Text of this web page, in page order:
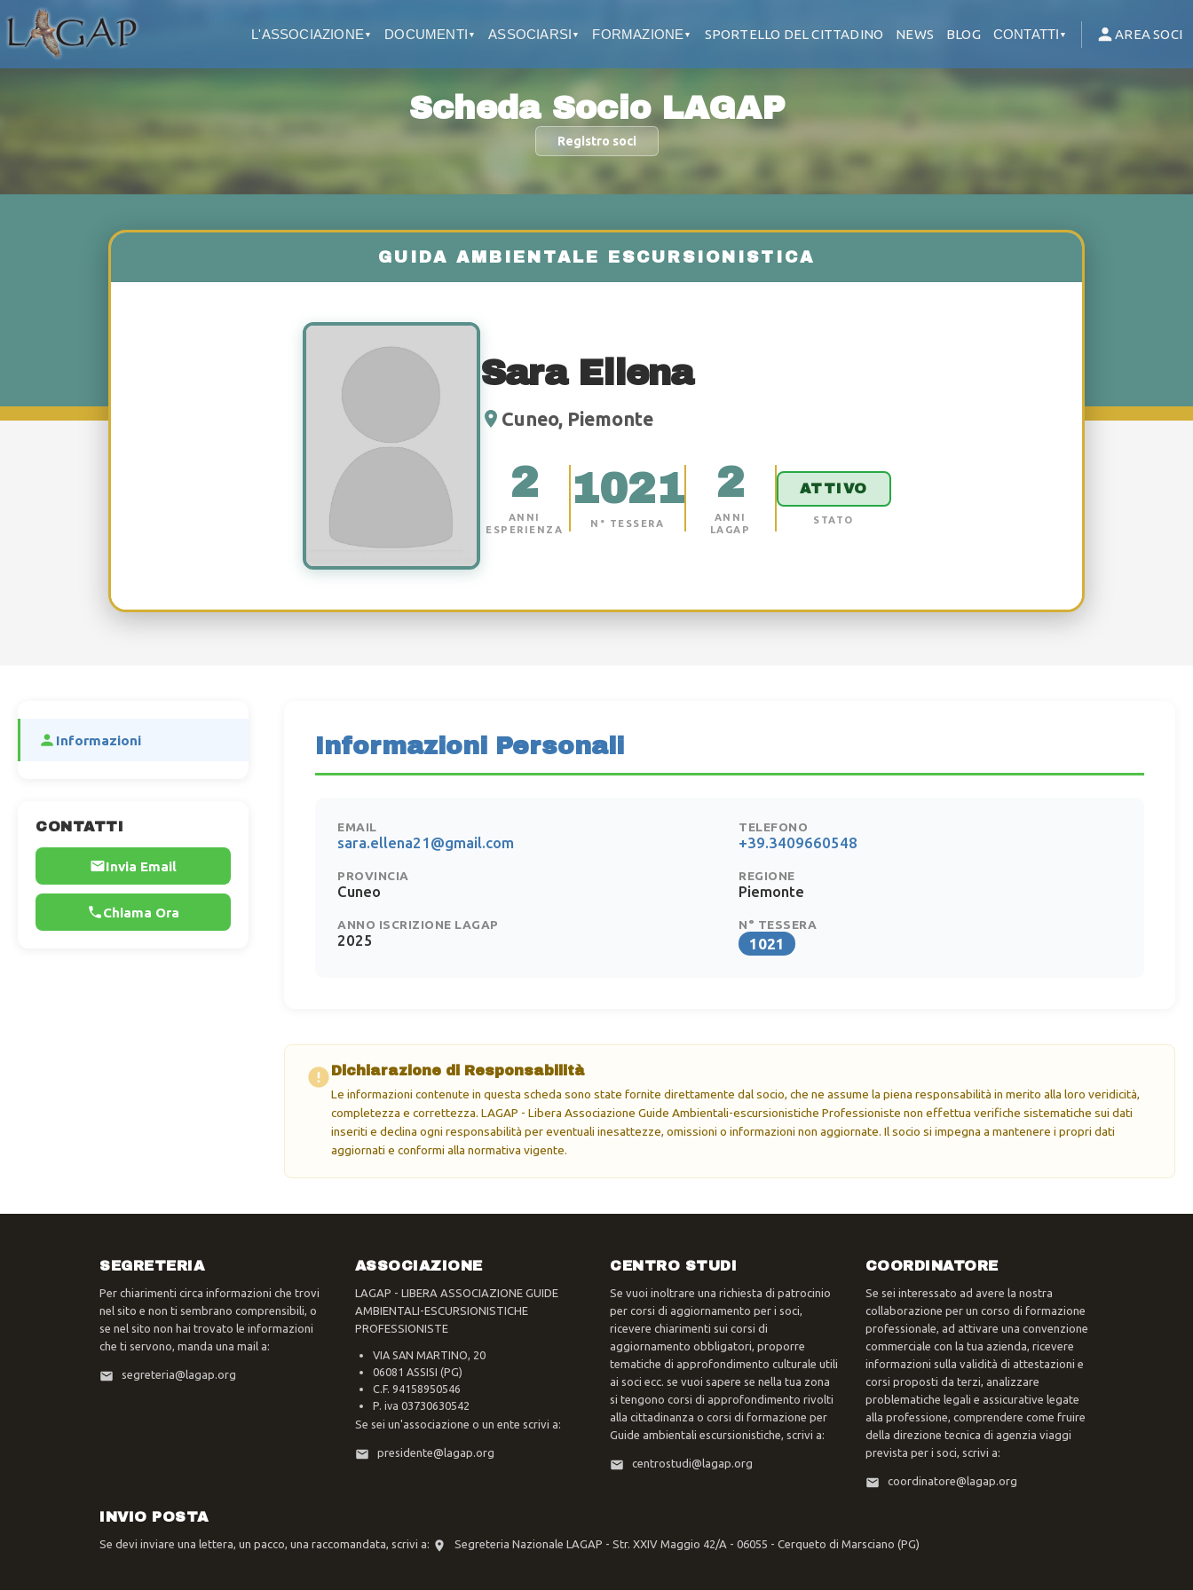
L'ASSOCIAZIONE ▼ DOCUMENTI ▼ ASSOCIARSI ▼ FORMAZIONE ▼ SPORTELLO DEL CITTADINO NEWS BLOG CONTATTI ▼ AREA SOCI
Scheda Socio LAGAP
Registro soci
Sara Ellena
Cuneo, Piemonte
2
ANNI
ESPERIENZA
1021
N° TESSERA
2
ANNI
LAGAP
ATTIVO
STATO
Informazioni
CONTATTI
Invia Email
Chiama Ora
Informazioni Personali
EMAIL
sara.ellena21@gmail.com
TELEFONO
+39.3409660548
PROVINCIA
Cuneo
REGIONE
Piemonte
ANNO ISCRIZIONE LAGAP
2025
N° TESSERA
1021
Dichiarazione di Responsabilità
Le informazioni contenute in questa scheda sono state fornite direttamente dal socio, che ne assume la piena responsabilità in merito alla loro veridicità,
completezza e correttezza. LAGAP - Libera Associazione Guide Ambientali-escursionistiche Professioniste non effettua verifiche sistematiche sui dati
inseriti e declina ogni responsabilità per eventuali inesattezze, omissioni o informazioni non aggiornate. Il socio si impegna a mantenere i propri dati
aggiornati e conformi alla normativa vigente.
SEGRETERIA
Per chiarimenti circa informazioni che trovi
nel sito e non ti sembrano comprensibili, o
se nel sito non hai trovato le informazioni
che ti servono, manda una mail a:
segreteria@lagap.org
ASSOCIAZIONE
LAGAP - LIBERA ASSOCIAZIONE GUIDE
AMBIENTALI-ESCURSIONISTICHE
PROFESSIONISTE
VIA SAN MARTINO, 20
06081 ASSISI (PG)
C.F. 94158950546
P. iva 03730630542
Se sei un'associazione o un ente scrivi a:
presidente@lagap.org
CENTRO STUDI
Se vuoi inoltrare una richiesta di patrocinio
per corsi di aggiornamento per i soci,
ricevere chiarimenti sui corsi di
aggiornamento obbligatori, proporre
tematiche di approfondimento culturale utili
ai soci ecc. se vuoi sapere se nella tua zona
si tengono corsi di approfondimento rivolti
alla cittadinanza o corsi di formazione per
Guide ambientali escursionistiche, scrivi a:
centrostudi@lagap.org
COORDINATORE
Se sei interessato ad avere la nostra
collaborazione per un corso di formazione
professionale, ad attivare una convenzione
commerciale con la tua azienda, ricevere
informazioni sulla validità di attestazioni e
corsi proposti da terzi, analizzare
problematiche legali e assicurative legate
alla professione, comprendere come fruire
della direzione tecnica di agenzia viaggi
prevista per i soci, scrivi a:
coordinatore@lagap.org
INVIO POSTA
Se devi inviare una lettera, un pacco, una raccomandata, scrivi a: Segreteria Nazionale LAGAP - Str. XXIV Maggio 42/A - 06055 - Cerqueto di Marsciano (PG)